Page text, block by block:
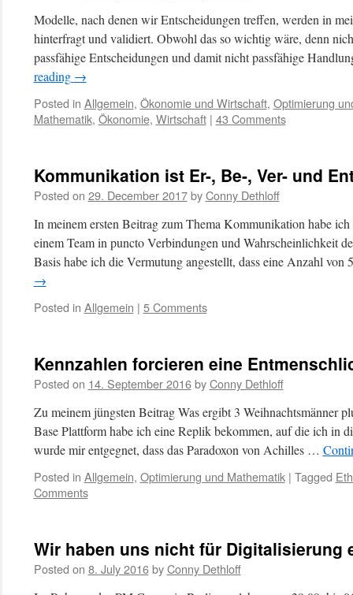
Modelle, nach denen wir Entscheidungen treffen, werden in
hinterfragt und validiert. Obwohl das so wichtig wäre, denn
passfähige Entscheidungen und damit nicht passfähige
reading →
Posted in Allgemein, Ökonomie und Wirtschaft, Optimierung
Mathematik, Ökonomie, Wirtschaft | 43 Comments
Kommunikation ist Er-, Be-, Ver- und
Posted on 29. December 2017 by Conny Dethloff
In meinem ersten Beitrag zum Thema Kommunikation habe
einem Team in puncto Verbindungen und Wahrscheinlichkeit
Basis habe ich die Vermutung angestellt, dass eine Anzahl
→
Posted in Allgemein | 5 Comments
Kennzahlen forcieren eine
Posted on 14. September 2016 by Conny Dethloff
Zu meinem jüngsten Beitrag Was ergibt 3 Weihnachtsmänner
Base Plattform habe ich eine Replik bekommen, auf die ich in
wurde mir entgegnet, dass das Paradoxon von Achilles …
Posted in Allgemein, Optimierung und Mathematik | Tagged
Comments
Wir haben uns nicht für Digitalisierung
Posted on 8. July 2016 by Conny Dethloff